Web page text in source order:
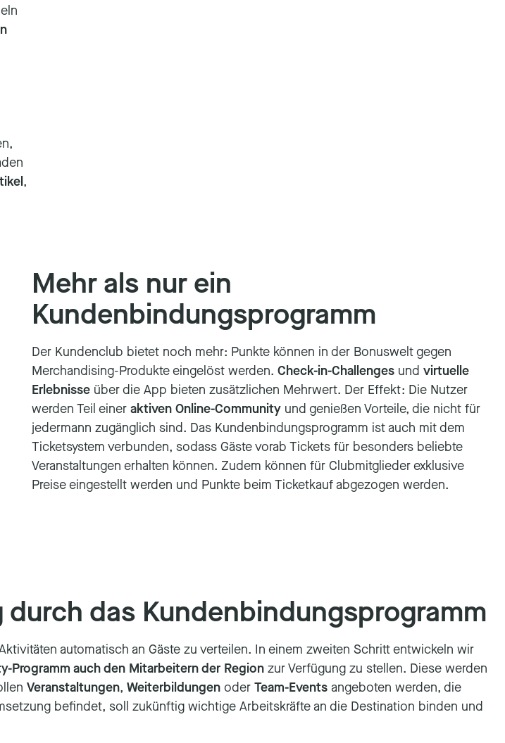
,
Mehr als nur ein
Kundenbindungsprogramm
Der Kundenclub bietet noch mehr: Punkte können in der Bonuswelt gegen
Merchandising-Produkte eingelöst werden. Check-in-Challenges und virtuelle
Erlebnisse über die App bieten zusätzlichen Mehrwert. Der Effekt: Die Nutzer
werden Teil einer aktiven Online-Community und genießen Vorteile, die nicht für
jedermann zugänglich sind. Das Kundenbindungsprogramm ist auch mit dem
Ticketsystem verbunden, sodass Gäste vorab Tickets für besonders beliebte
Veranstaltungen erhalten können. Zudem können für Clubmitglieder exklusive
Preise eingestellt werden und Punkte beim Ticketkauf abgezogen werden.
das Kundenbindungsprogramm
automatisch an Gäste zu verteilen. In einem zweiten Schritt entwickeln wir
Programm auch den Mitarbeitern der Region zur Verfügung zu stellen. Diese werden
Veranstaltungen, Weiterbildungen oder Team-Events angeboten werden, die
befindet, soll zukünftig wichtige Arbeitskräfte an die Destination binden und